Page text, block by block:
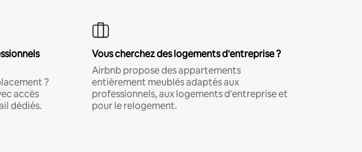
?
accès
dédiés.
Vous cherchez des logements d'entreprise ?
Airbnb propose des appartements
entièrement meublés adaptés aux
professionnels, aux logements d'entreprise et
pour le relogement.